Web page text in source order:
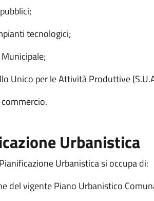
tecnologici;
Unico per le Attività Produttive
Urbanistica
Urbanistica si occupa di:
del vigente Piano Urbanistico